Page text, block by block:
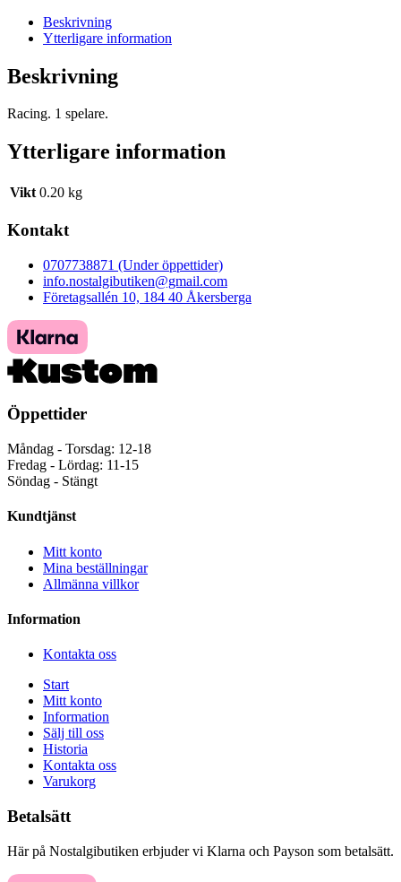
Beskrivning
Ytterligare information
Beskrivning
Racing. 1 spelare.
Ytterligare information
Vikt 0.20 kg
Kontakt
0707738871 (Under öppettider)
info.nostalgibutiken@gmail.com
Företagsallén 10, 184 40 Åkersberga
Öppettider
Måndag - Torsdag: 12-18
Fredag - Lördag: 11-15
Söndag - Stängt
Kundtjänst
Mitt konto
Mina beställningar
Allmänna villkor
Information
Kontakta oss
Start
Mitt konto
Information
Sälj till oss
Historia
Kontakta oss
Varukorg
Betalsätt
Här på Nostalgibutiken erbjuder vi Klarna och Payson som betalsätt.